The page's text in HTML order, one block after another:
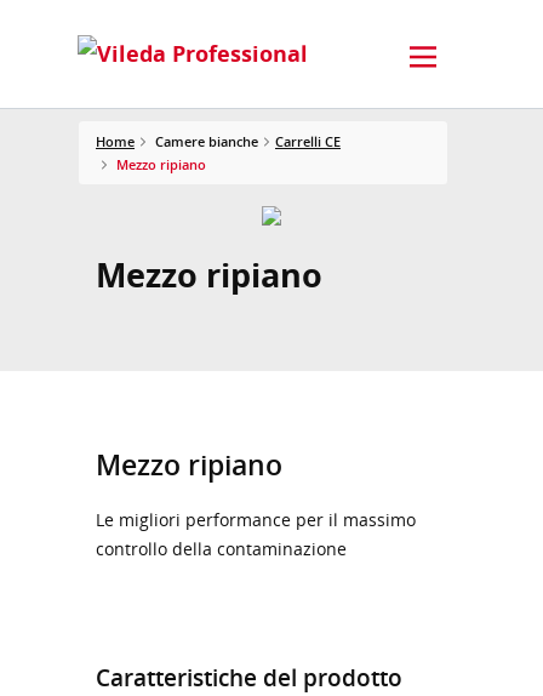
Home Camere bianche
Carrelli CE
Mezzo ripiano
Mezzo ripiano
Mezzo ripiano
Le migliori performance per il massimo
controllo della contaminazione
Caratteristiche del prodotto